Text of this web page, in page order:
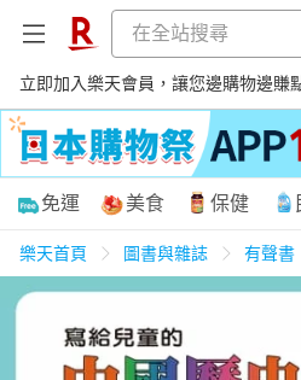
立即加入樂天會員，讓您邊購物邊賺
購物網分類
天天免運 美食蛋糕
免運 美食 保健
樂天首頁 圖書與雜誌 有聲書